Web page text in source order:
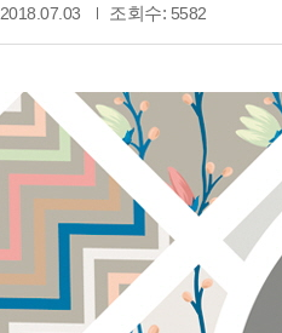
2018.07.03 조회수: 5582